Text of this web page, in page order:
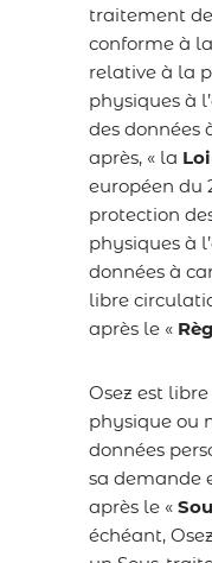
traitement
conforme à
relative à la
physiques à
des données
après, « la Loi
européen du
protection
physiques à
données à
libre
après le «
Osez est
physique ou
données
sa demande
après le «
échéant,